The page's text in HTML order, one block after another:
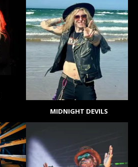
MIDNIGHT DEVILS